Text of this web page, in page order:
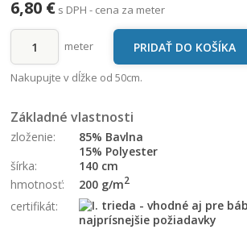
6,80 € s DPH - cena za meter
meter
Nakupujte v dĺžke od 50cm.
Základné vlastnosti
zloženie:
85% Bavlna
15% Polyester
šírka:
140 cm
hmotnosť:
200 g/m2
certifikát: